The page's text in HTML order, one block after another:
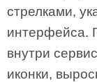
стрелками,
интерфейса.
внутри
иконки,